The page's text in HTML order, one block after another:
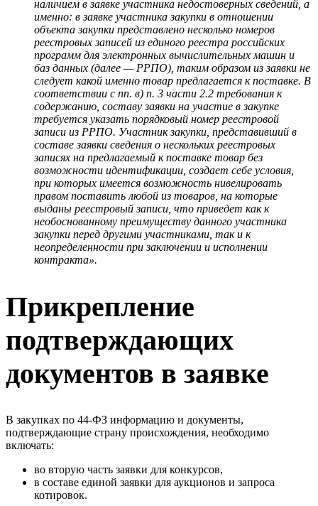
наличием в заявке участника недостоверных сведений, а
именно: в заявке участника закупки в отношении
объекта закупки представлено несколько номеров
реестровых записей из единого реестра российских
программ для электронных вычислительных машин и
баз данных (далее — РРПО), таким образом из заявки не
следует какой именно товар предлагается к поставке. В
соответствии с пп. в) п. 3 части 2.2 требования к
содержанию, составу заявки на участие в закупке
требуется указать порядковый номер реестровой
записи из РРПО. Участник закупки, представивший в
составе заявки сведения о нескольких реестровых
записях на предлагаемый к поставке товар без
возможности идентификации, создает себе условия,
при которых имеется возможность нивелировать
правом поставить любой из товаров, на которые
выданы реестровый записи, что приведет как к
необоснованному преимуществу данного участника
закупки перед другими участниками, так и к
неопределенности при заключении и исполнении
контракта».
Прикрепление
подтверждающих
документов в заявке
В закупках по 44-ФЗ информацию и документы,
подтверждающие страну происхождения, необходимо
включать:
во вторую часть заявки для конкурсов,
в составе единой заявки для аукционов и запроса
котировок.